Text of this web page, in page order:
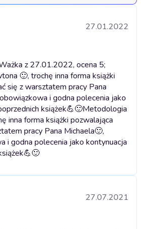
27.01.2022
z 27.01.2022, ocena 5;
🙂, trochę inna forma książki
się z warsztatem pracy Pana
i godna polecenia jako
książek💪🙂Metodologia
inna forma książki pozwalająca
pracy Pana Michaela🙂,
i godna polecenia jako kontynuacja
27.07.2021